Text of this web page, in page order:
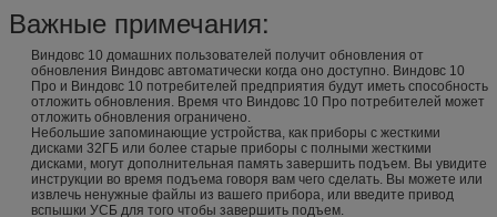
Важные примечания:
Виндовс 10 домашних пользователей получит обновления от
обновления Виндовс автоматически когда оно доступно. Виндовс 10
Про и Виндовс 10 потребителей предприятия будут иметь способность
отложить обновления. Время что Виндовс 10 Про потребителей может
отложить обновления ограничено.
Небольшие запоминающие устройства, как приборы с жесткими
дисками 32ГБ или более старые приборы с полными жесткими
дисками, могут дополнительная память завершить подъем. Вы увидите
инструкции во время подъема говоря вам чего сделать. Вы можете или
извлечь ненужные файлы из вашего прибора, или введите привод
вспышки УСБ для того чтобы завершить подъем.